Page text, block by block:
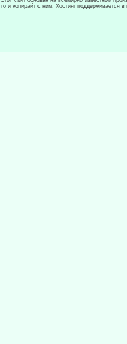
то и копирайт с ним. Хостинг поддерживается